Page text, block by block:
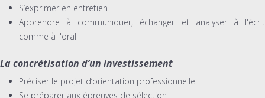
S’exprimer en entretien
Apprendre à communiquer, échanger et analyser à l'écrit
comme à l'oral
La concrétisation d’un investissement
Préciser le projet d’orientation professionnelle
Se préparer aux épreuves de sélection